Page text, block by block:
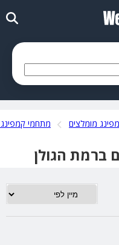
מומלצים מתחמי קמפינג
ברמת הגולן